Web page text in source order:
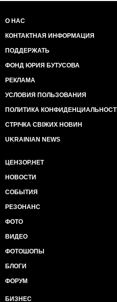
О НАС
КОНТАКТНАЯ ИНФОРМАЦИЯ
ПОДДЕРЖАТЬ
ФОНД ЮРИЯ БУТУСОВА
РЕКЛАМА
УСЛОВИЯ ПОЛЬЗОВАНИЯ
ПОЛИТИКА
СТРІЧКА СВІЖИХ НОВИН
UKRAINIAN NEWS
ЦЕНЗОР.НЕТ
НОВОСТИ
СОБЫТИЯ
РЕЗОНАНС
ФОТО
ВИДЕО
ФОТОШОПЫ
БЛОГИ
ФОРУМ
БИЗНЕС